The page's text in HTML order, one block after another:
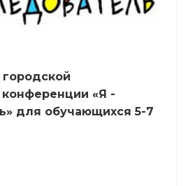
городской
«Я -
для обучающихся 5-7